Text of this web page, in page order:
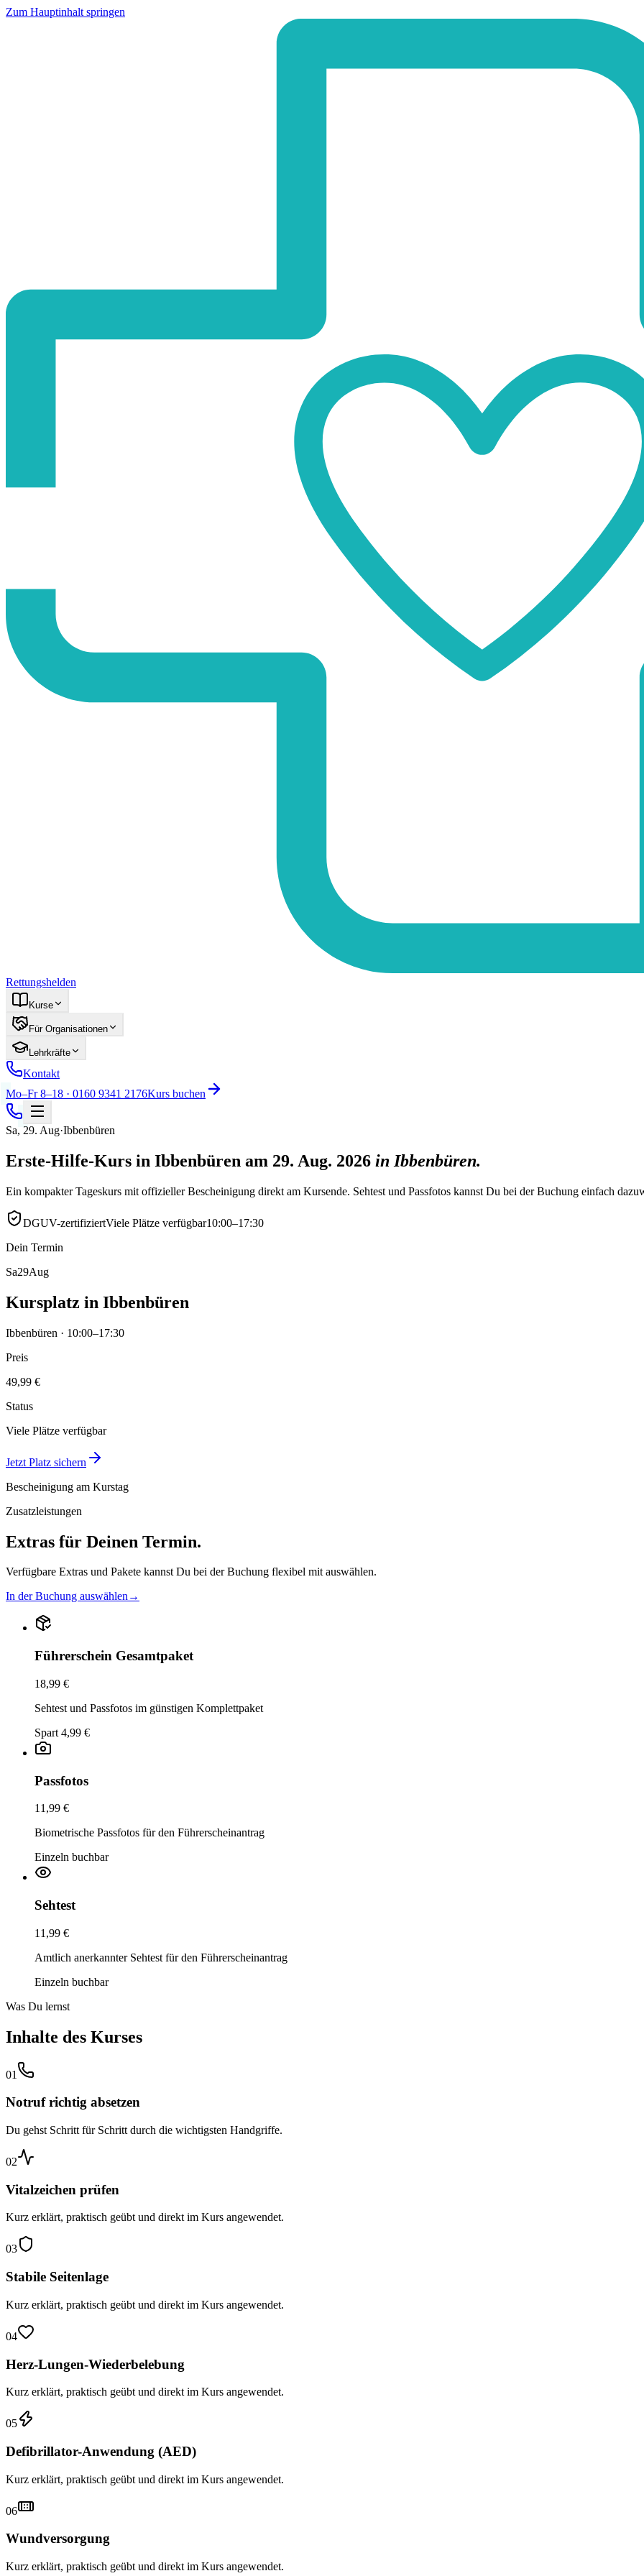
Zum Hauptinhalt springen
Rettungshelden
Kurse
Für Organisationen
Lehrkräfte
Kontakt
Mo–Fr 8–18 · 0160 9341 2176Kurs buchen
Sa, 29. Aug·Ibbenbüren
Erste-Hilfe-Kurs in Ibbenbüren am 29. Aug. 2026 in Ibbenbüren.
Ein kompakter Tageskurs mit offizieller Bescheinigung direkt am Kursende. Sehtest und Passfotos kannst Du bei der Buchung einfach
DGUV-zertifiziertViele Plätze verfügbar10:00–17:30
Dein Termin
Sa29Aug
Kursplatz in Ibbenbüren
Ibbenbüren · 10:00–17:30
Preis
49,99 €
Status
Viele Plätze verfügbar
Jetzt Platz sichern
Bescheinigung am Kurstag
Zusatzleistungen
Extras für Deinen Termin.
Verfügbare Extras und Pakete kannst Du bei der Buchung flexibel mit auswählen.
In der Buchung auswählen→
Führerschein Gesamtpaket
18,99 €
Sehtest und Passfotos im günstigen Komplettpaket
Spart 4,99 €
Passfotos
11,99 €
Biometrische Passfotos für den Führerscheinantrag
Einzeln buchbar
Sehtest
11,99 €
Amtlich anerkannter Sehtest für den Führerscheinantrag
Einzeln buchbar
Was Du lernst
Inhalte des Kurses
01
Notruf richtig absetzen
Du gehst Schritt für Schritt durch die wichtigsten Handgriffe.
02
Vitalzeichen prüfen
Kurz erklärt, praktisch geübt und direkt im Kurs angewendet.
03
Stabile Seitenlage
Kurz erklärt, praktisch geübt und direkt im Kurs angewendet.
04
Herz-Lungen-Wiederbelebung
Kurz erklärt, praktisch geübt und direkt im Kurs angewendet.
05
Defibrillator-Anwendung (AED)
Kurz erklärt, praktisch geübt und direkt im Kurs angewendet.
06
Wundversorgung
Kurz erklärt, praktisch geübt und direkt im Kurs angewendet.